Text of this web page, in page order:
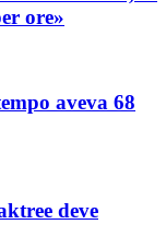
ore»
aveva 68
deve